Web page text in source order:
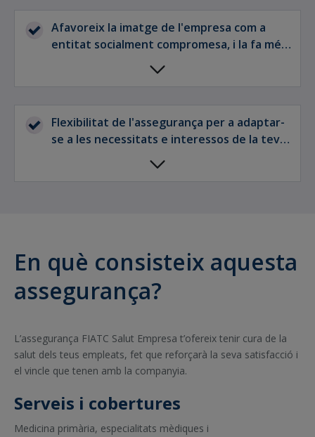
Afavoreix la imatge de l'empresa com a
entitat socialment compromesa, i la fa més
atractiva per a la captació de talent.
Flexibilitat de l'assegurança per a adaptar-
se a les necessitats e interessos de la teva
En què consisteix aquesta
assegurança?
L’assegurança FIATC Salut Empresa t’ofereix tenir cura de la
salut dels teus empleats, fet que reforçarà la seva satisfacció i
el vincle que tenen amb la companyia.
Serveis i cobertures
Medicina primària, especialitats mèdiques i